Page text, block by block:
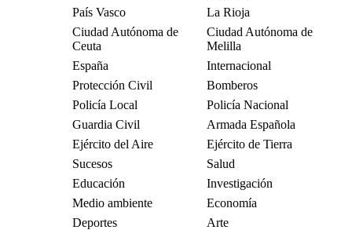
País Vasco
La Rioja
Ciudad Autónoma de
Ceuta
Ciudad Autónoma de
Melilla
España
Internacional
Protección Civil
Bomberos
Policía Local
Policía Nacional
Guardia Civil
Armada Española
Ejército del Aire
Ejército de Tierra
Sucesos
Salud
Educación
Investigación
Medio ambiente
Economía
Deportes
Arte